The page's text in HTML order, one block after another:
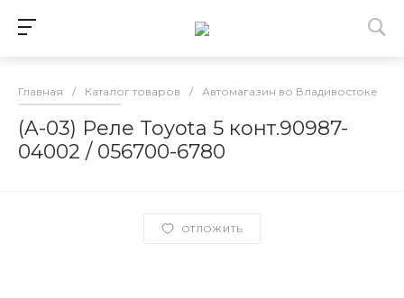
Главная / Каталог товаров / Автомагазин во Владивостоке
(A-03) Реле Toyota 5 конт.90987-
04002 / 056700-6780
ОТЛОЖИТЬ